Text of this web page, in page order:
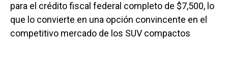
para el crédito fiscal federal completo de $7,500, lo
que lo convierte en una opción convincente en el
competitivo mercado de los SUV compactos